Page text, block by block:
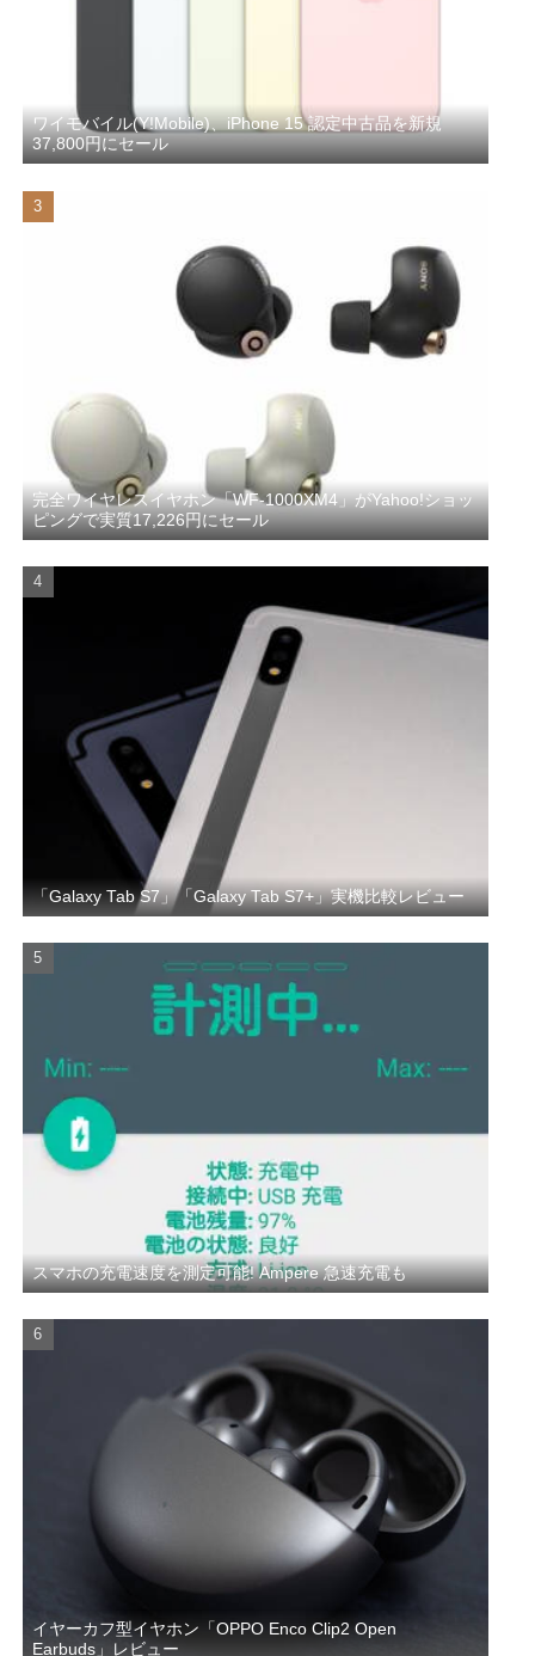
ワイモバイル(Y!Mobile)、iPhone 15 認定中古品を新規
37,800円にセール
完全ワイヤレスイヤホン「WF-1000XM4」がYahoo!ショッ
ピングで実質17,226円にセール
「Galaxy Tab S7」「Galaxy Tab S7+」実機比較レビュー
スマホの充電速度を測定可能! Ampere 急速充電も
イヤーカフ型イヤホン「OPPO Enco Clip2 Open
Earbuds」レビュー